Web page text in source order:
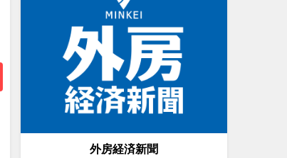
外房経済新聞